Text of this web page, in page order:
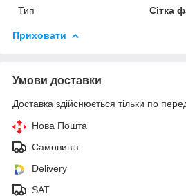
Тип
Сітка
Приховати
Умови доставки
Доставка здійснюється тільки по
Нова Пошта
Самовивіз
Delivery
SAT